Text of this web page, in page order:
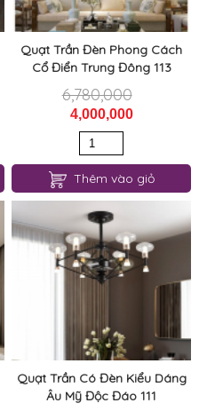
Quạt Trần Đèn Phong Cách
Cổ Điển Trung Đông 113
6,780,000
4,000,000
Thêm vào giỏ
Quạt Trần Có Đèn Kiểu Dáng
Âu Mỹ Độc Đáo 111